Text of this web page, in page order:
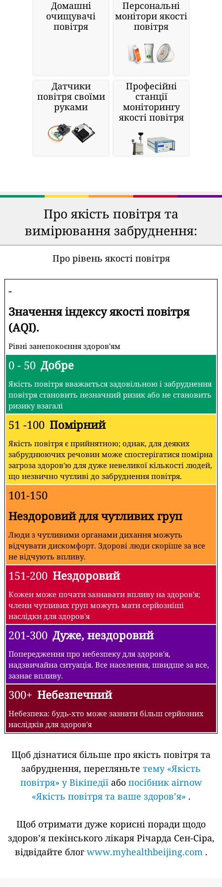
Домашні
очищувачі
повітря
Персональні
монітори якості
повітря
Датчики
повітря своїми
руками
Професійні
станції
моніторингу
якості повітря
Про якість повітря та
вимірювання забруднення:
Про рівень якості повітря
-
Значення індексу якості повітря
(AQI).
Рівні занепокоєння здоров'ям
0 - 50 Добре
Якість повітря вважається задовільною і забруднення
повітря становить незначний ризик або не становить
ризику взагалі
51 -100 Помірний
Якість повітря є прийнятною; однак, для деяких
забруднюючих речовин може спостерігатися помірна
загроза здоров'ю для дуже невеликої кількості людей,
що незвично чутливі до забруднення повітря.
101-150
Нездоровий для чутливих груп
Люди з чутливими органами дихання можуть
відчувати дискомфорт. Здорові люди скоріше за все
не відчують впливу.
151-200 Нездоровий
Кожен може почати зазнавати впливу на здоров'я;
члени чутливих груп можуть мати серйозніші
наслідки для здоров'я
201-300 Дуже, нездоровий
Попередження про небезпеку для здоров'я,
надзвичайна ситуація. Все населення, швидше за все,
зазнає впливу.
300+ Небезпечний
Небезпека: будь-хто може зазнати більш серйозних
наслідків для здоров'я
Щоб дізнатися більше про якість повітря та
забруднення, перегляньте тему «Якість
повітря» у Вікіпедіїабо посібник airnow
«Якість повітря та ваше здоров’я» .
Щоб отримати дуже корисні поради щодо
здоров’я пекінського лікаря Річарда Сен-Сіра,
відвідайте блог www.myhealthbeijing.com.